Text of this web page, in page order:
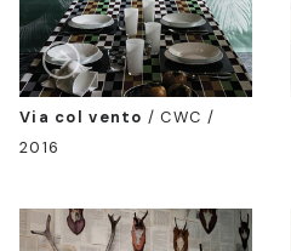
Via col vento /CWC /
2016